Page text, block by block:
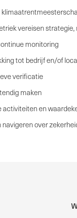
vereisen strategie,
monitoring
tot bedrijf en/of
verificatie
maken
activiteiten en
over